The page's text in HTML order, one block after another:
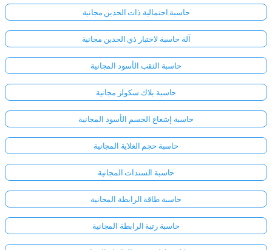
حاسبة احتمالية ذات الحدين مجانية
آلة حاسبة لاختبار ذي الحدين مجانية
حاسبة الثقب الأسود المجانية
حاسبة بلاك سكولز مجانية
حاسبة إشعاع الجسم الأسود المجانية
حاسبة حجم الغلاية المجانية
حاسبة السندات المجانية
حاسبة طاقة الرابطة المجانية
حاسبة رتبة الرابطة المجانية